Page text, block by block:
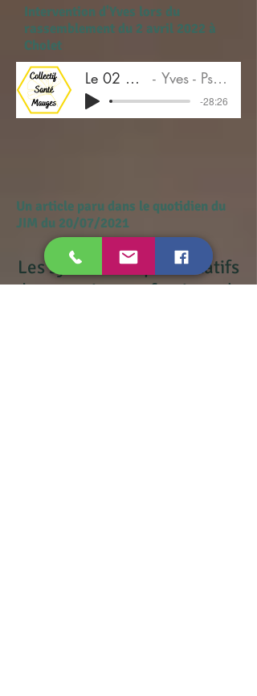
Intervention d'Yves lors du
rassemblement du 2 avril 2022 à
Cholet
Le 02 04 2022 Yves - Psychologue
-28:26
Un article paru dans le quotidien du
JIM du 20/07/2021
Les syndicats représentatifs
des pompiers professionnels